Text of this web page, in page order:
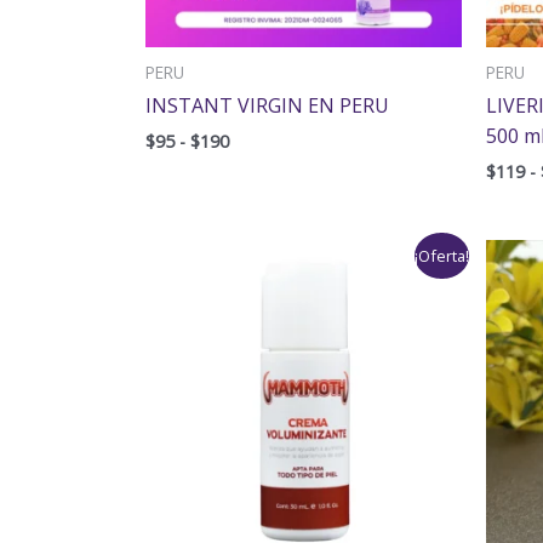
PERU
INSTANT VIRGIN EN PERU
$95 - $190
PERU
500 ml
$119 -
¡Oferta!
hasta
$178